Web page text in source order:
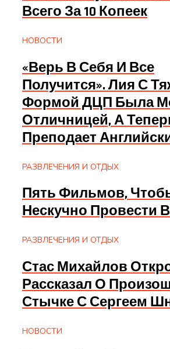
Всего За 10 Копеек
НОВОСТИ
«Верь В Себя И Все
Получится». Лия С
Формой ДЦП Была
Отличницей, А
Преподает
РАЗВЛЕЧЕНИЯ И ОТДЫХ
Пять Фильмов,
Нескучно Провести
РАЗВЛЕЧЕНИЯ И ОТДЫХ
Стас Михайлов
Рассказал О
Стычке С Сергеем
НОВОСТИ